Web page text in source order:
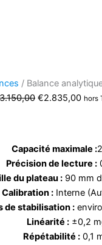
/ Balance
3.150,00 Le
€3.150,00.
€2.835,00Le
hors
Capacité maximale :
Précision de lecture :
du plateau : 90 mm
Calibration : Interne
de stabilisation :
Linéarité : ±0,2
Répétabilité : 0,1